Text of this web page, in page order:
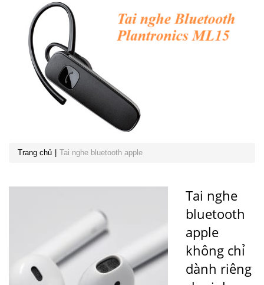
Trang chủ Tai nghe bluetooth apple
Tai nghe
bluetooth
apple
không chỉ
dành riêng